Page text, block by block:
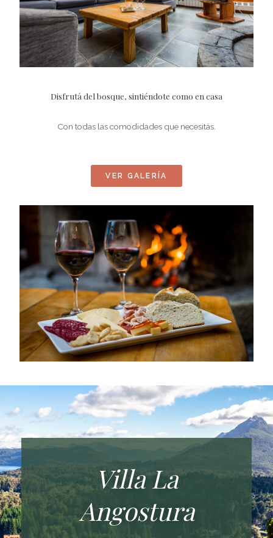
Disfrutá del bosque, sintiéndote como en casa
Con todas las comodidades que necesitás.
VER GALERÍA
Villa La
Angostura